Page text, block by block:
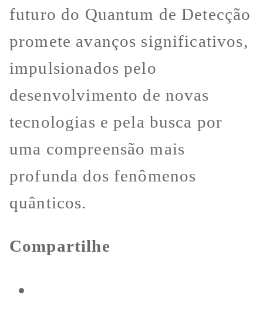
futuro do Quantum de Detecção
promete avanços significativos,
impulsionados pelo
desenvolvimento de novas
tecnologias e pela busca por
uma compreensão mais
profunda dos fenômenos
quânticos.
Compartilhe